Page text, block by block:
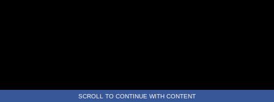
SCROLL TO CONTINUE WITH CONTENT